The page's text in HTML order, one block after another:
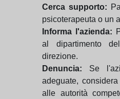
Cerca supporto:
psicoterapeuta o un
Informa l'azienda:
al dipartimento
direzione.
Denuncia: Se
adeguate,
alle autorità